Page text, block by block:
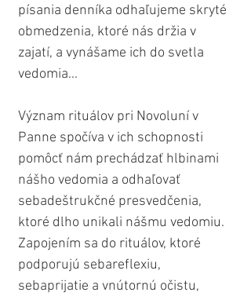
písania denníka odhaľujeme skryté
obmedzenia, ktoré nás držia v
zajatí, a vynášame ich do svetla
vedomia...
Význam rituálov pri Novoluní v
Panne spočíva v ich schopnosti
pomôcť nám prechádzať hlbinami
nášho vedomia a odhaľovať
sebadeštrukčné presvedčenia,
ktoré dlho unikali nášmu vedomiu.
Zapojením sa do rituálov, ktoré
podporujú sebareflexiu,
sebaprijatie a vnútornú očistu,